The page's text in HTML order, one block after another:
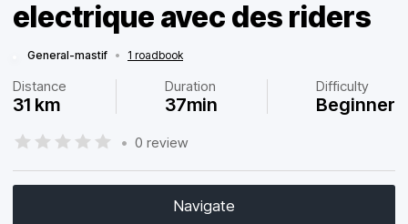
electrique avec des riders
General-mastif • 1 roadbook
Distance
31 km
Duration
37min
Difficulty
Beginner
• 0 review
Navigate